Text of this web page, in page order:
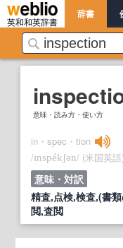
英和和英辞書
辞書
意味・読み方・使い方
in・spec・tion
/ɪnspékʃən/ (米国英語)
意味・対訳
精査,点検,検査,(書
閲,査閲